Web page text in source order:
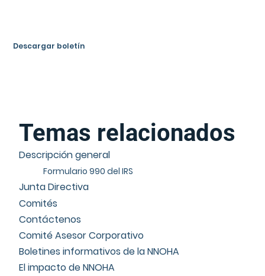
Temas relacionados
Descripción general
Formulario 990 del IRS
Junta Directiva
Comités
Contáctenos
Comité Asesor Corporativo
Boletines informativos de la NNOHA
El impacto de NNOHA
Descargar boletín